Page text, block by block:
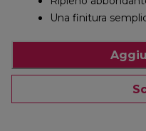
Una finitura